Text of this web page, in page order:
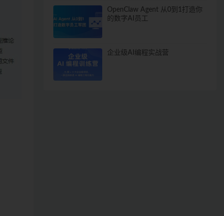
OpenClaw Agent 从0到1打造你
的数字AI员工
企业级AI编程实战营